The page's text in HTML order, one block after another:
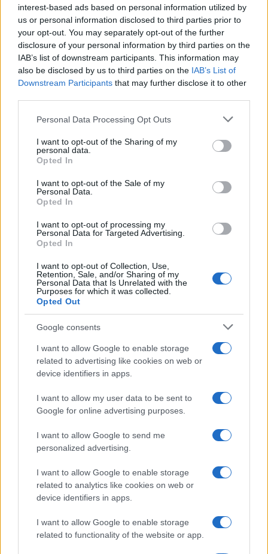
interest-based ads based on personal information utilized by
us or personal information disclosed to third parties prior to
your opt-out. You may separately opt-out of the further
disclosure of your personal information by third parties on the
IAB’s list of downstream participants. This information may
also be disclosed by us to third parties on the IAB’s List of
Downstream Participants that may further disclose it to other
Please note that this website/app uses one or more Google
not limited to your visit or usage behaviour. You may click to
grant or deny consent to Google and its third-party tags to
use your data for below specified purposes in below Google
consent section.
Personal Data Processing Opt Outs
I want to opt-out of the Sharing of my
personal data.
Opted In
I want to opt-out of the Sale of my
Personal Data.
Opted In
I want to opt-out of processing my
Personal Data for Targeted Advertising.
Opted In
I want to opt-out of Collection, Use,
Retention, Sale, and/or Sharing of my
Personal Data that Is Unrelated with the
Purposes for which it was collected.
Opted Out
Google consents
I want to allow Google to enable storage
related to advertising like cookies on web or
device identifiers in apps.
I want to allow my user data to be sent to
Google for online advertising purposes.
I want to allow Google to send me
personalized advertising.
I want to allow Google to enable storage
related to analytics like cookies on web or
device identifiers in apps.
I want to allow Google to enable storage
related to functionality of the website or app.
RECENSIONI TECH
Come valutare infotainment, ADAS e OTA nelle auto
elettriche
Andrea Conforti · 8 Ago 2026
RECENSIONI TECH
Workflow di laboratorio per test fotografici e video
replicabili
RECENSIONI TECH